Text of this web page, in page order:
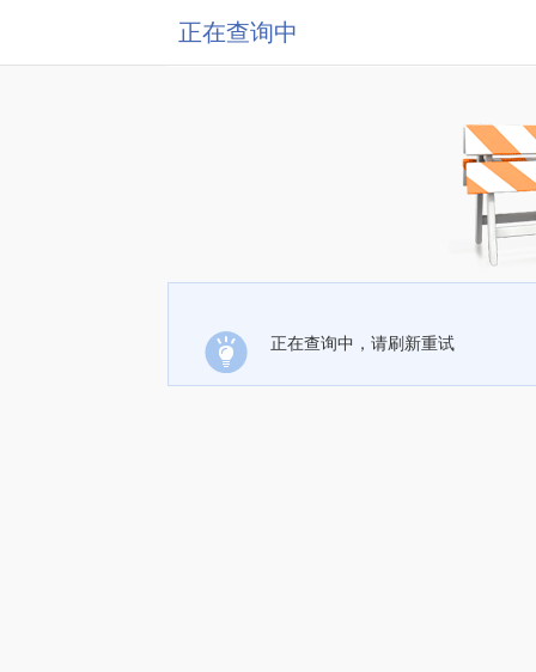
正在查询中
正在查询中，请刷新重试